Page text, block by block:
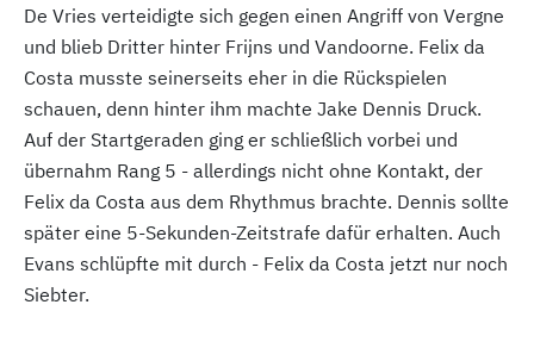
De Vries verteidigte sich gegen einen Angriff von Vergne
und blieb Dritter hinter Frijns und Vandoorne. Felix da
Costa musste seinerseits eher in die Rückspielen
schauen, denn hinter ihm machte Jake Dennis Druck.
Auf der Startgeraden ging er schließlich vorbei und
übernahm Rang 5 - allerdings nicht ohne Kontakt, der
Felix da Costa aus dem Rhythmus brachte. Dennis sollte
später eine 5-Sekunden-Zeitstrafe dafür erhalten. Auch
Evans schlüpfte mit durch - Felix da Costa jetzt nur noch
Siebter.